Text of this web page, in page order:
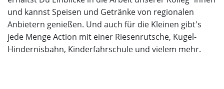
und kannst Speisen und Getränke von regionalen
Anbietern genießen. Und auch für die Kleinen gibt's
jede Menge Action mit einer Riesenrutsche, Kugel-
Hindernisbahn, Kinderfahrschule und vielem mehr.